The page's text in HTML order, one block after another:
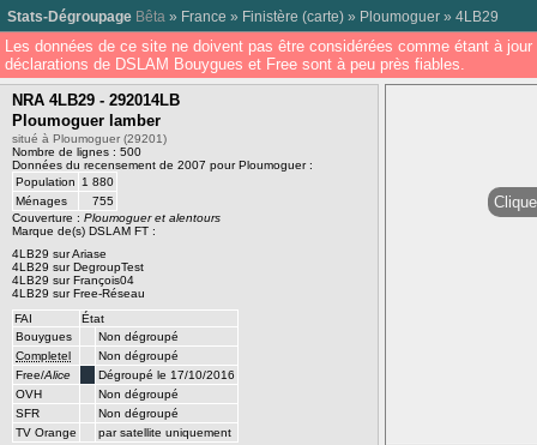
Stats-Dégroupage Bêta » France » Finistère (carte) » Ploumoguer » 4LB29
Les données de ce site ne doivent pas être considérées comme étant à
déclarations de DSLAM Bouygues et Free sont à peu près fiables.
NRA 4LB29 - 292014LB
Ploumoguer lamber
situé à Ploumoguer (29201)
Nombre de lignes : 500
Données du recensement de 2007 pour Ploumoguer :
Population
1 880
Ménages
755
Couverture : Ploumoguer et alentours
Marque de(s) DSLAM FT :
4LB29 sur Ariase
4LB29 sur DegroupTest
4LB29 sur François04
4LB29 sur Free-Réseau
FAI
État
Bouygues
Non dégroupé
Completel
Non dégroupé
Free/Alice
Dégroupé le 17/10/2016
OVH
Non dégroupé
SFR
Non dégroupé
TV Orange
par satellite uniquement